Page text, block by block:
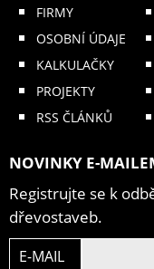
FIRMY
OSOBNÍ ÚDAJE
KALKULAČKY
PROJEKTY
RSS ČLÁNKŮ
NOVINKY E-
Registrujte se k
dřevostaveb.
E-MAIL